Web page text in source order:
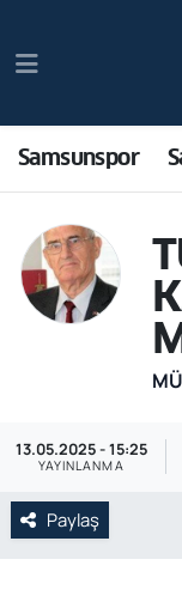
Samsunspor
13.05.2025 - 15:25
YAYINLANMA
Paylaş
Samsun
Asayiş
Bilim ve
Dünya
Ekonomi
Trafik
Tüm
Son
Haber Arşivi